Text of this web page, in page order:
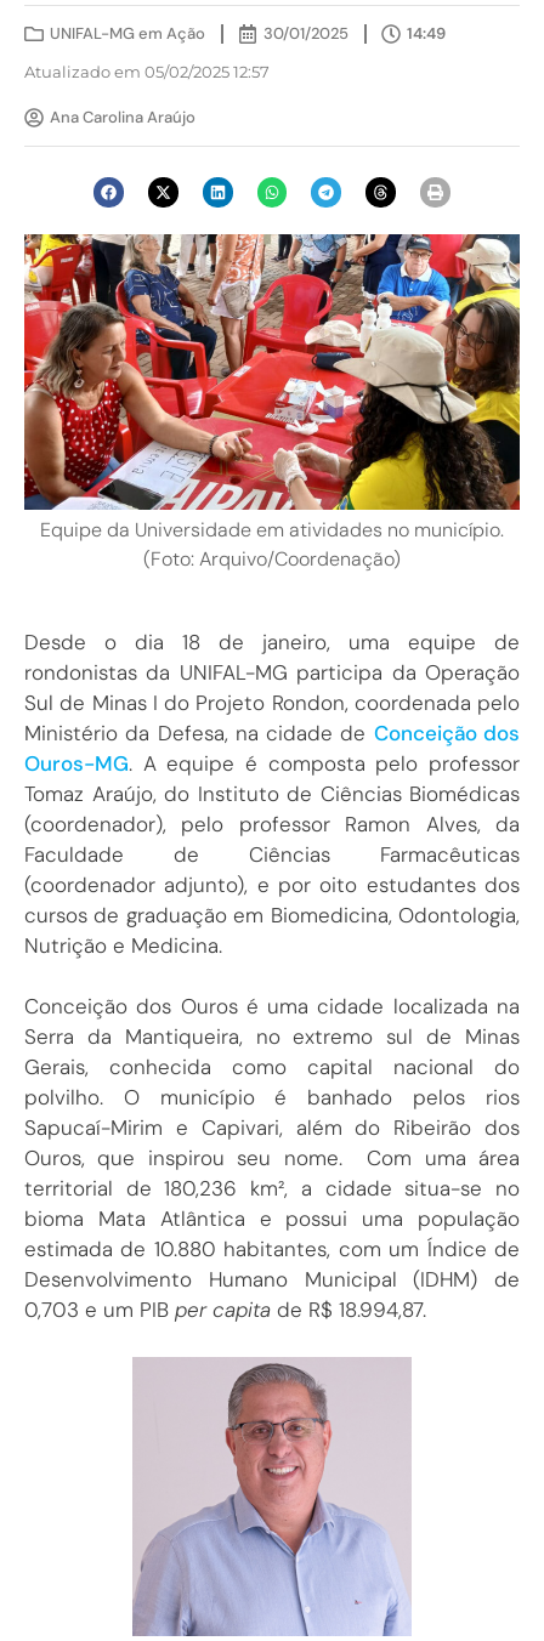
UNIFAL-MG em Ação 30/01/2025 14:49
Atualizado em 05/02/2025 12:57
Ana Carolina Araújo
Equipe da Universidade em atividades no município.
(Foto: Arquivo/Coordenação)
Desde o dia 18 de janeiro, uma equipe de
rondonistas da UNIFAL-MG participa da Operação
Sul de Minas I do Projeto Rondon, coordenada pelo
Ministério da Defesa, na cidade de Conceição dos
Ouros-MG. A equipe é composta pelo professor
Tomaz Araújo, do Instituto de Ciências Biomédicas
(coordenador), pelo professor Ramon Alves, da
Faculdade de Ciências Farmacêuticas
(coordenador adjunto), e por oito estudantes dos
cursos de graduação em Biomedicina, Odontologia,
Nutrição e Medicina.
Conceição dos Ouros é uma cidade localizada na
Serra da Mantiqueira, no extremo sul de Minas
Gerais, conhecida como capital nacional do
polvilho. O município é banhado pelos rios
Sapucaí-Mirim e Capivari, além do Ribeirão dos
Ouros, que inspirou seu nome. Com uma área
territorial de 180,236 km², a cidade situa-se no
bioma Mata Atlântica e possui uma população
estimada de 10.880 habitantes, com um Índice de
Desenvolvimento Humano Municipal (IDHM) de
0,703 e um PIB per capita de R$ 18.994,87.